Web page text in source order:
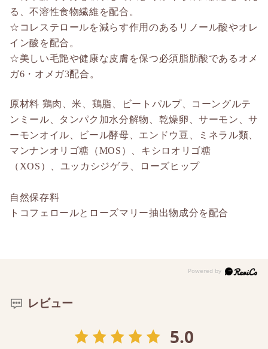
る、不溶性食物繊維を配合。
☆コレステロールを減らす作用のあるリノール酸やオレ
イン酸を配合。
☆美しい毛艶や健康な皮膚を保つ必須脂肪酸であるオメ
ガ6・オメガ3配合。
原材料 鶏肉、米、鶏脂、ビートパルプ、コーングルテ
ンミール、タンパク加水分解物、乾燥卵、サーモン、サ
ーモンオイル、ビール酵母、エンドウ豆、ミネラル類、
マンナンオリゴ糖（MOS）、キシロオリゴ糖
（XOS）、ユッカシジゲラ、ローズヒップ
自然保存料
トコフェロールとローズマリー抽出物成分を配合
レビュー
5.0